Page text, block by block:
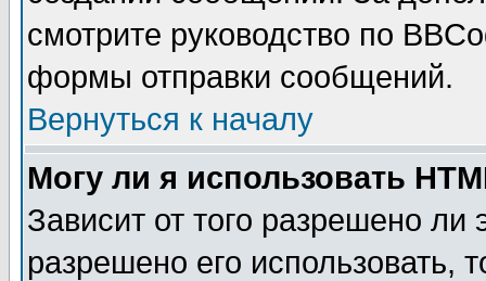
смотрите руководство по
формы отправки сообщений.
Вернуться к началу
Могу ли я использовать
Зависит от того разрешено
разрешено его использовать,